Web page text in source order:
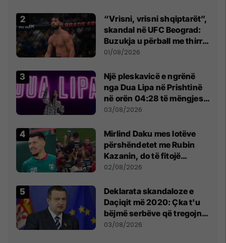
“Vrisni, vrisni shqiptarët”,
skandal në UFC Beograd:
Buzukja u përball me thirrje
anti-shqiptare nga
01/08/2026
Një pleskavicë e ngrënë
nga Dua Lipa në Prishtinë
në orën 04:28 të mëngjesit
- dhe bota digjitale serbe
03/08/2026
Mirlind Daku mes lotëve
përshëndetet me Rubin
Kazanin, do të fitojë
miliona te Spartak Moska
02/08/2026
​Deklarata skandaloze e
Daçiqit më 2020: Çka t'u
bëjmë serbëve që tregojnë
ku janë varrosur shqiptarët
03/08/2026